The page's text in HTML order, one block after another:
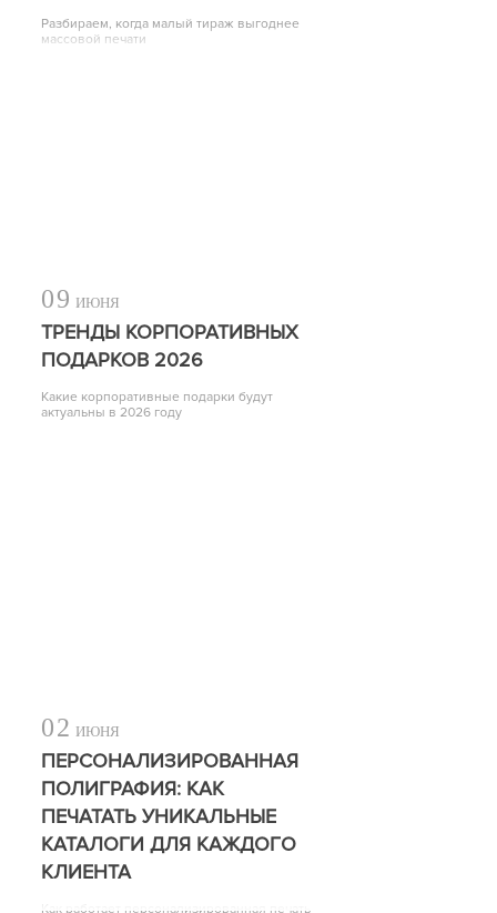
Разбираем, когда малый тираж выгоднее
массовой печати
09 ИЮНЯ
ТРЕНДЫ КОРПОРАТИВНЫХ
ПОДАРКОВ 2026
Какие корпоративные подарки будут
актуальны в 2026 году
02 ИЮНЯ
ПЕРСОНАЛИЗИРОВАННАЯ
ПОЛИГРАФИЯ: КАК
ПЕЧАТАТЬ УНИКАЛЬНЫЕ
КАТАЛОГИ ДЛЯ КАЖДОГО
КЛИЕНТА
Как работает персонализированная печать